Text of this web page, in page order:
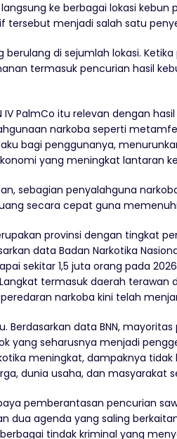
ke berbagai lokasi
tersebut menjadi salah satu
berulang di sejumlah lokasi.
termasuk pencurian hasil
IV PalmCo itu relevan dengan
narkoba seperti
bagi penggunanya,
yang meningkat lantaran
sebagian penyalahguna
secara cepat guna
provinsi dengan tingkat
data Badan Narkotika
sekitar 1,5 juta orang pada
termasuk daerah terawan
narkoba kini telah
Berdasarkan data BNN,
yang seharusnya menjadi
meningkat, dampaknya tidak
dunia usaha, dan masyarakat
pemberantasan pencurian
dua agenda yang saling
tindak kriminal yang